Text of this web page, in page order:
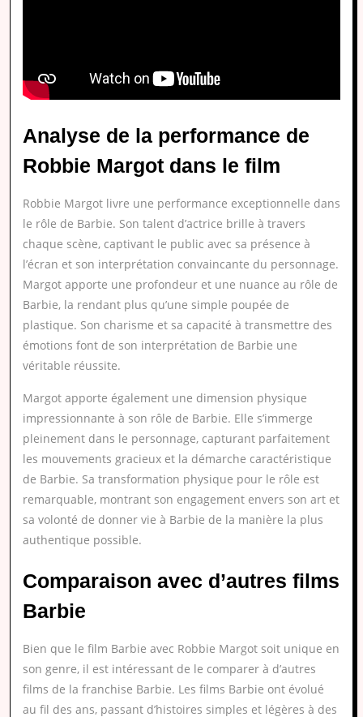
Analyse de la performance de
Robbie Margot dans le film
Robbie Margot livre une performance exceptionnelle dans
le rôle de Barbie. Son talent d’actrice brille à travers
chaque scène, captivant le public avec sa présence à
l’écran et son interprétation convaincante du personnage.
Margot apporte une profondeur et une nuance au rôle de
Barbie, la rendant plus qu’une simple poupée de
plastique. Son charisme et sa capacité à transmettre des
émotions font de son interprétation de Barbie une
véritable réussite.
Margot apporte également une dimension physique
impressionnante à son rôle de Barbie. Elle s’immerge
pleinement dans le personnage, capturant parfaitement
les mouvements gracieux et la démarche caractéristique
de Barbie. Sa transformation physique pour le rôle est
remarquable, montrant son engagement envers son art et
sa volonté de donner vie à Barbie de la manière la plus
authentique possible.
Comparaison avec d’autres films
Barbie
Bien que le film Barbie avec Robbie Margot soit unique en
son genre, il est intéressant de le comparer à d’autres
films de la franchise Barbie. Les films Barbie ont évolué
au fil des ans, passant d’histoires simples et légères à des